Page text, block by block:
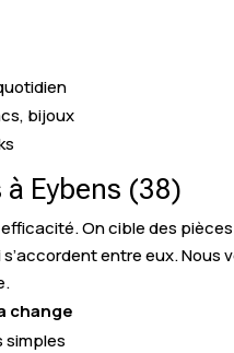
bijoux
Eybens (38)
On cible des
entre eux.
change
simples